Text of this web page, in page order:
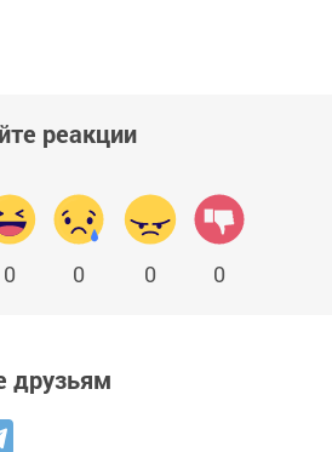
реакции
0 0 0 0
друзьям